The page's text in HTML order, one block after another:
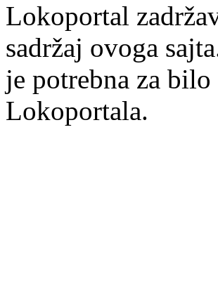
Lokoportal
sadržaj ovoga
je potrebna za
Lokoportala.